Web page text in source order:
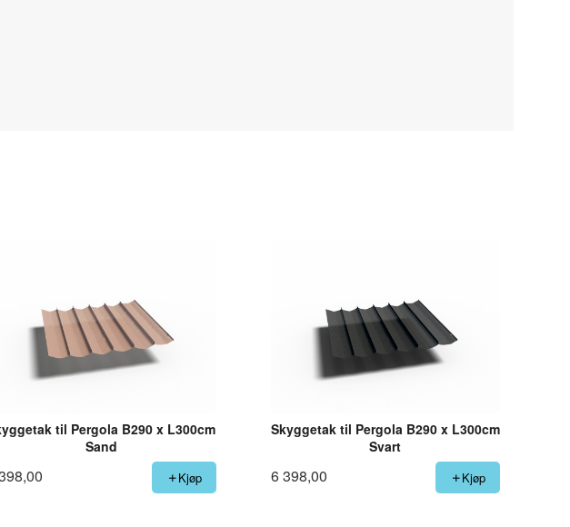
til Pergola B290 x L300cm
Sand
Kjøp
Skyggetak til Pergola B290 x L300cm
Svart
6 398,00 Kjøp